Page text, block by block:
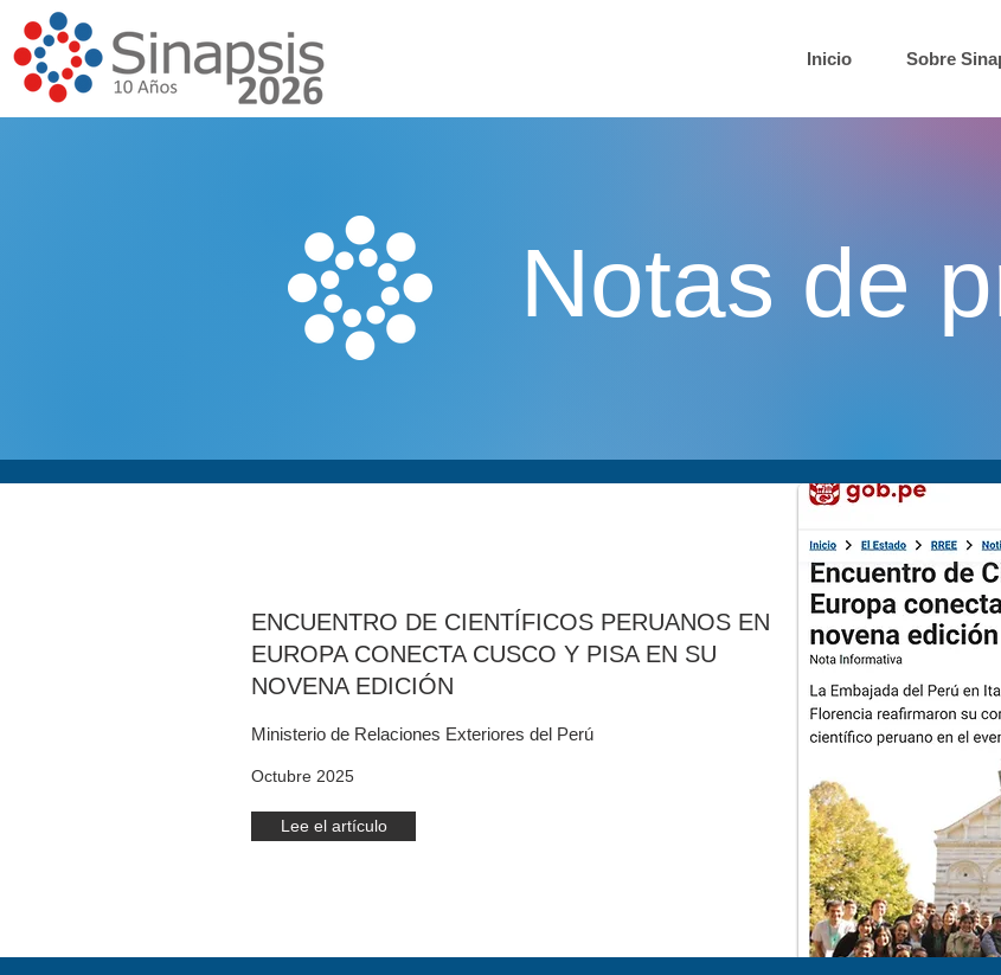
Inicio Sobre
Notas de
ENCUENTRO DE CIENTÍFICOS PERUANOS EN
EUROPA CONECTA CUSCO Y PISA EN SU
NOVENA EDICIÓN
Ministerio de Relaciones Exteriores del Perú
Octubre 2025
Lee el artículo